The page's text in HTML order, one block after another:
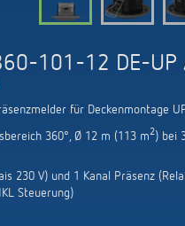
OEM
101-12 DE-UP
für Deckenmontage
360°, Ø 12 m (113 m2) bei
230 V) und 1 Kanal Präsenz
Steuerung)